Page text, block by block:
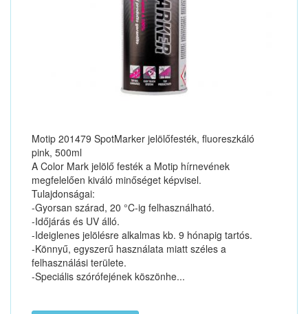
Motip 201479 SpotMarker jelölőfesték, fluoreszkáló
pink, 500ml
A Color Mark jelölő festék a Motip hírnevének
megfelelően kiváló minőséget képvisel.
Tulajdonságai:
-Gyorsan szárad, 20 °C-ig felhasználható.
-Időjárás és UV álló.
-Ideiglenes jelölésre alkalmas kb. 9 hónapig tartós.
-Könnyű, egyszerű használata miatt széles a
felhasználási területe.
-Speciális szórófejének köszönhe...